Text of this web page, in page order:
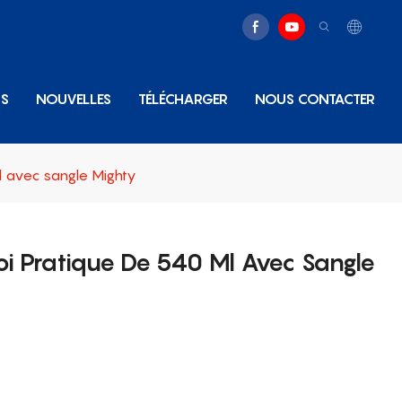
NOUVELLES TÉLÉCHARGER NOUS CONTACTER
sangle Mighty
Pratique De 540 Ml Avec Sangle